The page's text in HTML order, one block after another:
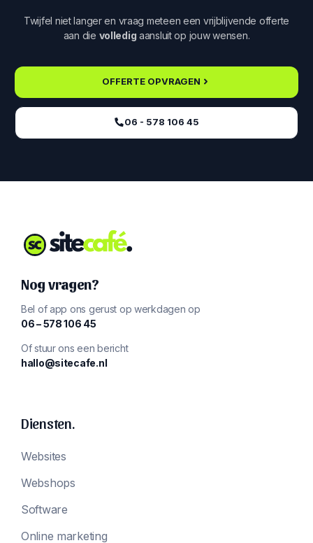
Twijfel niet langer en vraag meteen een vrijblijvende offerte
aan die volledig aansluit op jouw wensen.
OFFERTE OPVRAGEN
06 - 578 106 45‬
Nog vragen?
Bel of app ons gerust op werkdagen op
‪06 – 578 106 45‬
Of stuur ons een bericht
hallo@sitecafe.nl
Diensten.
Websites
Webshops
Software
Online marketing